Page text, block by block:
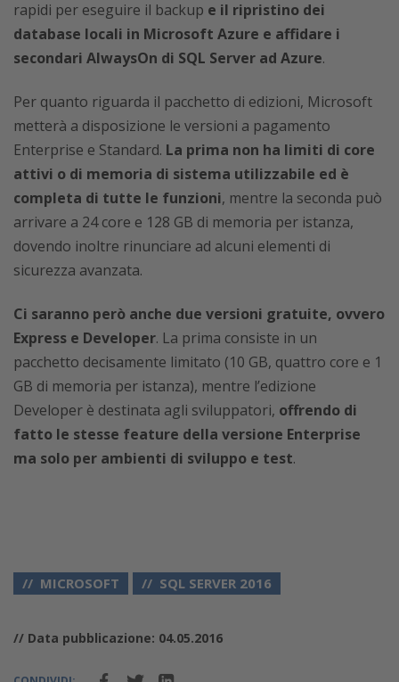
rapidi per eseguire il backup e il ripristino dei
database locali in Microsoft Azure e affidare i
secondari AlwaysOn di SQL Server ad Azure.
Per quanto riguarda il pacchetto di edizioni, Microsoft
metterà a disposizione le versioni a pagamento
Enterprise e Standard. La prima non ha limiti di core
attivi o di memoria di sistema utilizzabile ed è
completa di tutte le funzioni, mentre la seconda può
arrivare a 24 core e 128 GB di memoria per istanza,
dovendo inoltre rinunciare ad alcuni elementi di
sicurezza avanzata.
Ci saranno però anche due versioni gratuite, ovvero
Express e Developer. La prima consiste in un
pacchetto decisamente limitato (10 GB, quattro core e 1
GB di memoria per istanza), mentre l’edizione
Developer è destinata agli sviluppatori, offrendo di
fatto le stesse feature della versione Enterprise
ma solo per ambienti di sviluppo e test.
MICROSOFT SQL SERVER 2016
// Data pubblicazione: 04.05.2016